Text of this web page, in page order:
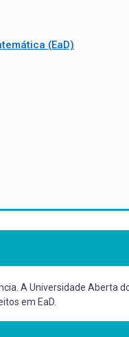
(EaD)
A Universidade Aberta
em EaD.